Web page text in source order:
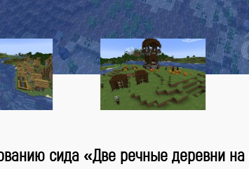
сида «Две речные деревни